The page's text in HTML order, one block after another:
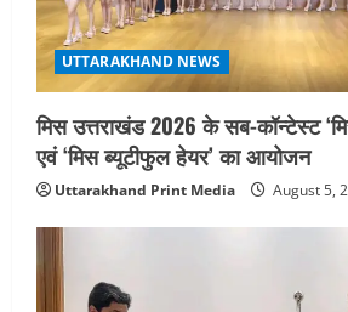
UTTARAKHAND NEWS
मिस उत्तराखंड 2026 के सब-कॉन्टेस्ट
एवं ‘मिस ब्यूटीफुल हेयर’ का आयोजन
Uttarakhand Print Media August 5,